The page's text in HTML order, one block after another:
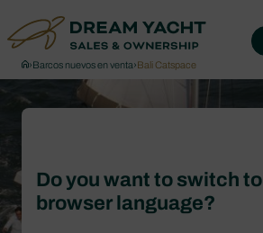
›Barcos nuevos en venta›Bali Catspace
Do you want to switch to
browser language?